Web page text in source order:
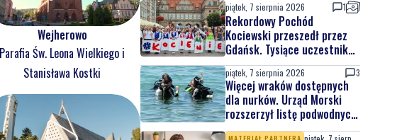
Wejherowo
Parafia Św. Leona Wielkiego i
Stanisława Kostki
piątek, 7 sierpnia 2026 1
Rekordowy Pochód
Kociewski przeszedł przez
Gdańsk. Tysiące uczestników
na jubileuszowej edycji
piątek, 7 sierpnia 2026 3
Więcej wraków dostępnych
dla nurków. Urząd Morski
rozszerzył listę podwodnych
atrakcji